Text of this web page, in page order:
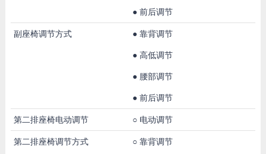
● 前后调节
副座椅调节方式 ● 靠背调节
● 高低调节
● 腰部调节
● 前后调节
第二排座椅电动调节 ○ 电动调节
第二排座椅调节方式 ○ 靠背调节